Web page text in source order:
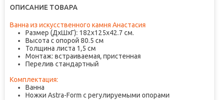
важно для установки
ОПИСАНИЕ ТОВАРА
Ванна из искусственного камня Анастасия
Размер (ДхШхГ): 182х125х42.7 см.
Высота с опорой 80.5 см
Толщина листа 1,5 см
Монтаж: встраиваемая, пристенная
Перелив стандартный
Комплектация:
Ванна
Ножки Astra-Form с регулируемыми опорами